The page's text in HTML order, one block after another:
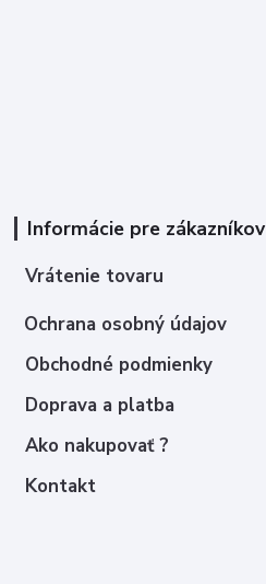
Informácie pre zákazníkov
Vrátenie tovaru
Ochrana osobný údajov
Obchodné podmienky
Doprava a platba
Ako nakupovať ?
Kontakt